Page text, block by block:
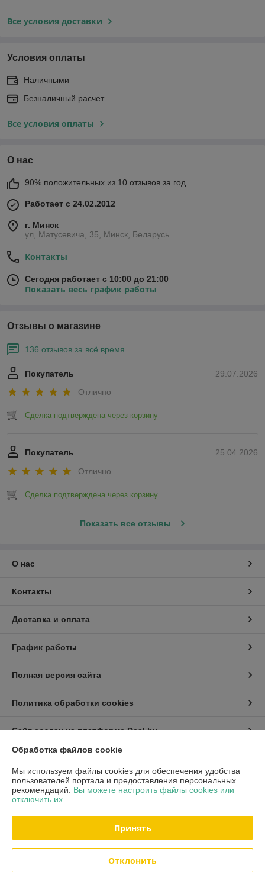
Все условия доставки
Условия оплаты
Наличными
Безналичный расчет
Все условия оплаты
О нас
90% положительных из 10 отзывов за год
Работает с 24.02.2012
г. Минск
ул, Матусевича, 35, Минск, Беларусь
Контакты
Сегодня работает с 10:00 до 21:00
Показать весь график работы
Отзывы о магазине
136 отзывов за всё время
29.07.2026
Покупатель
Отлично
Сделка подтверждена через корзину
25.04.2026
Покупатель
Отлично
Сделка подтверждена через корзину
Показать все отзывы
О нас
Контакты
Доставка и оплата
График работы
Полная версия сайта
Политика обработки cookies
Сайт создан на платформе Deal.by
Информация для покупателя
Индивидуальный предприниматель:
ИП Хмель Павел Юрьевич
г. Минск, ул. Воронянского 11/5-63
Регистрационный орган: Мингорисполком
Дата регистрации компании: 20.02.2003
Обработка файлов cookie
Мы используем файлы cookies для обеспечения удобства
пользователей портала и предоставления персональных
рекомендаций. Вы можете настроить файлы cookies или
отключить их.
Принять
Отклонить